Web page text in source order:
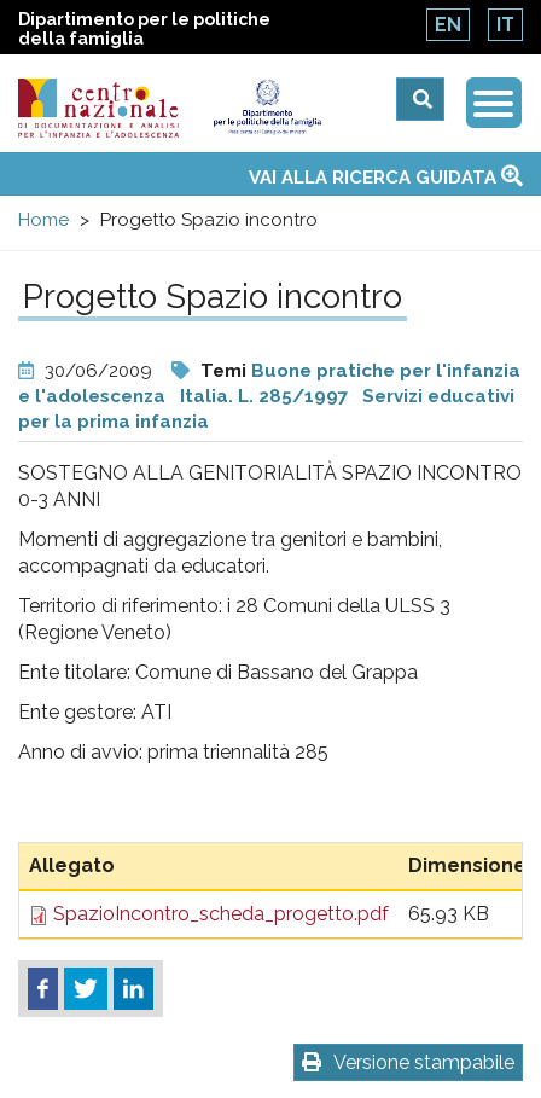
Dipartimento per le politiche
della famiglia
EN IT
Centro
nazionale
di
Documentazione
e
analisi
pr
l'infanzia
e
l'adolescenza
menu
Temi
Attività
Convenzione ONUVAI ALLA RICERCA GUIDATA
Home
Progetto Spazio incontro
Progetto Spazio incontro
30/06/2009 Temi Buone pratiche per l'infanzia
e l'adolescenza
Italia. L. 285/1997
Servizi educativi
per la prima infanzia
SOSTEGNO ALLA GENITORIALITÀ SPAZIO INCONTRO
0-3 ANNI
Momenti di aggregazione tra genitori e bambini,
accompagnati da educatori.
Territorio di riferimento: i 28 Comuni della ULSS 3
(Regione Veneto)
Ente titolare: Comune di Bassano del Grappa
Ente gestore: ATI
Anno di avvio: prima triennalità 285
Allegato Dimensione
SpazioIncontro_scheda_progetto.pdf 65.93 KB
Versione stampabile